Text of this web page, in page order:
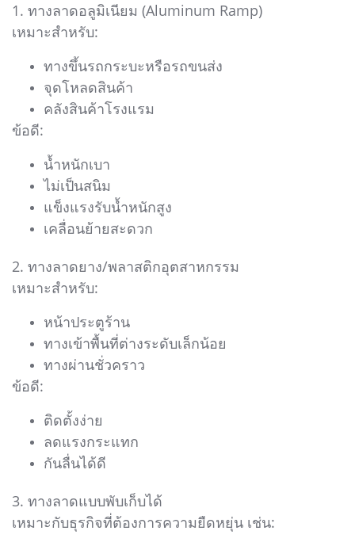
1. ทางลาดอลูมิเนียม (Aluminum Ramp)
เหมาะสำหรับ:
ทางขึ้นรถกระบะหรือรถขนส่ง
จุดโหลดสินค้า
คลังสินค้าโรงแรม
ข้อดี:
น้ำหนักเบา
ไม่เป็นสนิม
แข็งแรงรับน้ำหนักสูง
เคลื่อนย้ายสะดวก
2. ทางลาดยาง/พลาสติกอุตสาหกรรม
เหมาะสำหรับ:
หน้าประตูร้าน
ทางเข้าพื้นที่ต่างระดับเล็กน้อย
ทางผ่านชั่วคราว
ข้อดี:
ติดตั้งง่าย
ลดแรงกระแทก
กันลื่นได้ดี
3. ทางลาดแบบพับเก็บได้
เหมาะกับธุรกิจที่ต้องการความยืดหยุ่น เช่น: